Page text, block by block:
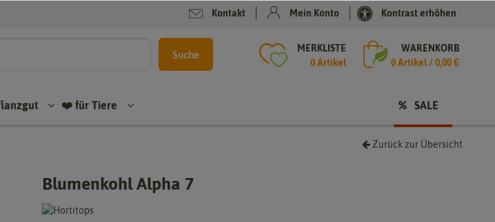
Kontakt Mein Konto Kontrast erhöhen
Suche
MERKLISTE
0 Artikel
WARENKORB
0Artikel /0,00 €
❤️ für Tiere SALE
Zurück zur Übersicht
Blumenkohl Alpha 7